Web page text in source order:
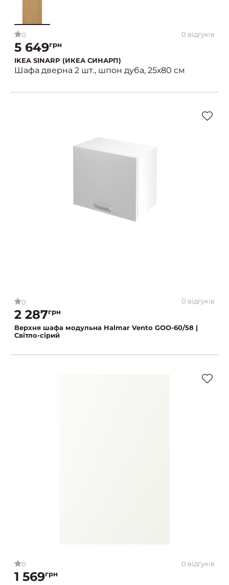
0 0 відгуків
5 649грн
IKEA SINARP (ИКЕА СИНАРП)
Шафа дверна 2 шт., шпон дуба, 25х80 см
0 0 відгуків
2 287грн
Верхня шафа модульна Halmar Vento GOO-60/58 |
Світло-сірий
0 0 відгуків
1 569грн